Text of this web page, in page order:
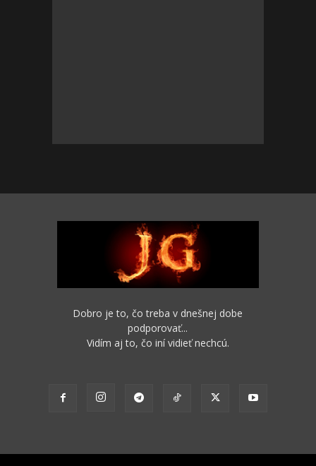
Dobro je to, čo treba v dnešnej dobe
podporovať...
Vidím aj to, čo iní vidieť nechcú.